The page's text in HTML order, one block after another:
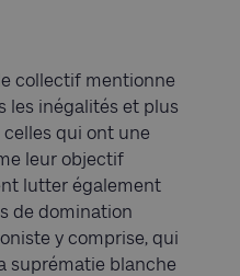
collectif mentionne
les inégalités et plus
qui ont une
leur objectif
lutter également
de domination
y comprise, qui
suprématie blanche